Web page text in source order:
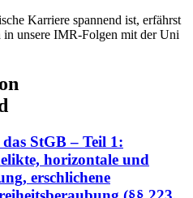
Karriere spannend ist, erfährst
unsere IMR-Folgen mit der Uni
StGB – Teil 1:
horizontale und
erschlichene